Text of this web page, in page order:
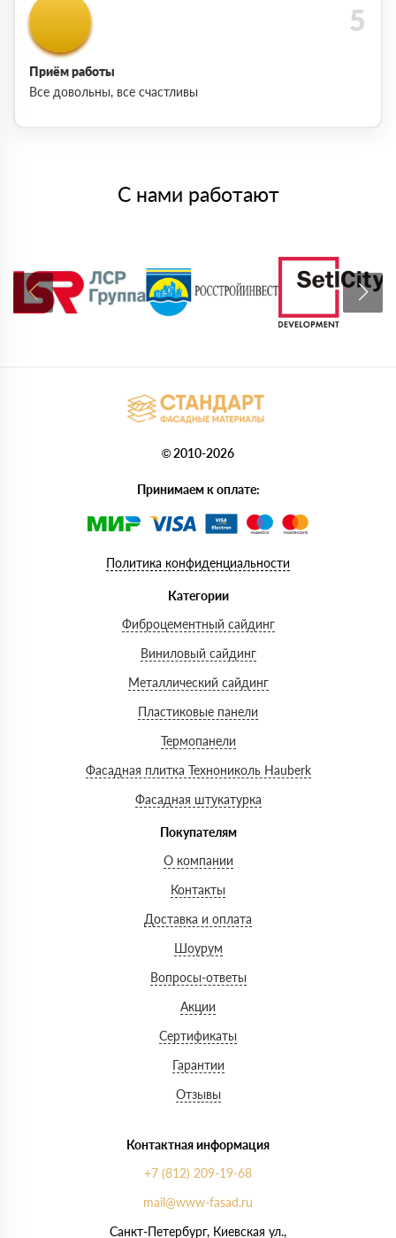
Приём работы
Все довольны, все счастливы
С нами работают
© 2010-2026
Принимаем к оплате:
Политика конфиденциальности
Категории
Фиброцементный сайдинг
Виниловый сайдинг
Металлический сайдинг
Пластиковые панели
Термопанели
Фасадная плитка Технониколь Hauberk
Фасадная штукатурка
Покупателям
О компании
Контакты
Доставка и оплата
Шоурум
Вопросы-ответы
Акции
Сертификаты
Гарантии
Отзывы
Контактная информация
+7 (812) 209-19-68
mail@www-fasad.ru
Санкт-Петербург, ​Киевская ул.,